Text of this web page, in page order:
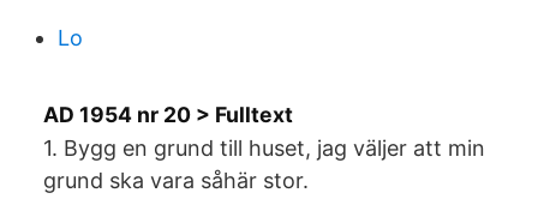
Lo
AD 1954 nr 20 > Fulltext
1. Bygg en grund till huset, jag väljer att min
grund ska vara såhär stor.